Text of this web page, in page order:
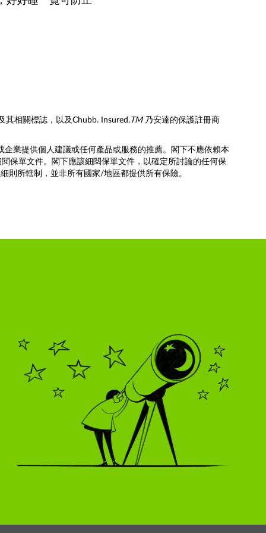
相關標誌，以及Chubb. Insured.TM 乃安達的保護註冊商
業提供個人建議或任何產品或服務的推薦。閣下不應依賴本
保單文件。閣下應該細閱保單文件，以確定所討論的任何保
則所轄制，並非所有國家/地區都提供所有保險。